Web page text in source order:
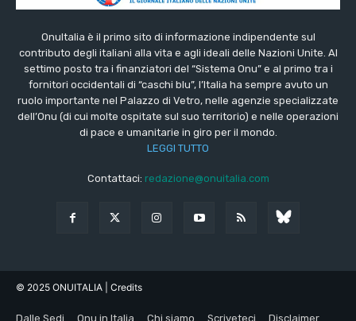
OnuItalia è il primo sito di informazione indipendente sul
contributo degli italiani alla vita e agli ideali delle Nazioni Unite. Al
settimo posto tra i finanziatori del “Sistema Onu” e al primo tra i
fornitori occidentali di “caschi blu”, l’Italia ha sempre avuto un
ruolo importante nel Palazzo di Vetro, nelle agenzie specializzate
dell’Onu (di cui molte ospitate sul suo territorio) e nelle operazioni
di pace e umanitarie in giro per il mondo.
LEGGI TUTTO
Contattaci: redazione@onuitalia.com
© 2025 ONUITALIA | Credits
Dalle Sedi Onu in Italia Chi siamo Scriveteci Disclaimer